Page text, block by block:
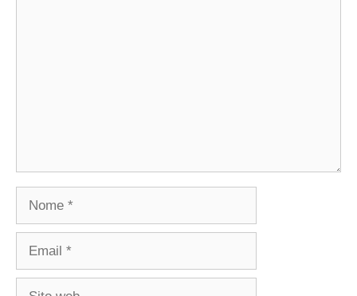
Nome
Email
Sito